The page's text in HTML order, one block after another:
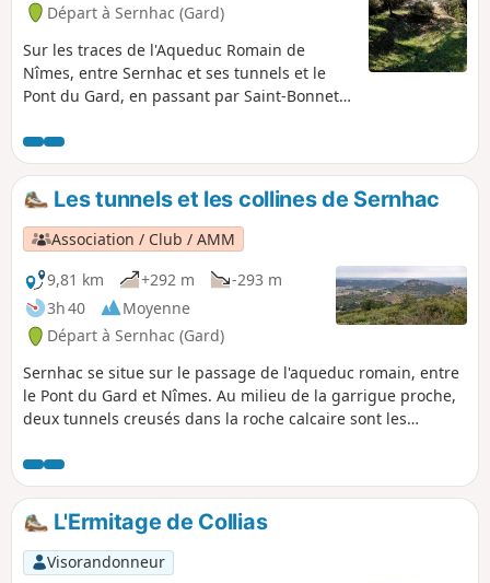
Départ à Sernhac (Gard)
Sur les traces de l'Aqueduc Romain de
Nîmes, entre Sernhac et ses tunnels et le
Pont du Gard, en passant par Saint-Bonnet-
Les tunnels et les collines de Sernhac
Association / Club / AMM
9,81 km
+292 m
-293 m
3h 40
Moyenne
Départ à Sernhac (Gard)
Sernhac se situe sur le passage de l'aqueduc romain, entre
le Pont du Gard et Nîmes. Au milieu de la garrigue proche,
deux tunnels creusés dans la roche calcaire sont les
un ancien moulin à vent. On monte ensuite sur la colline
Ferraud, offrant de belles vues vers la basse vallée du
Rhône, les Alpilles…. Puis sur la colline Marduel, dominant à
son extrémité, Remoulin et le Gardon, la vue s'étend
jusqu'au Ventoux.
L'Ermitage de Collias
Visorandonneur